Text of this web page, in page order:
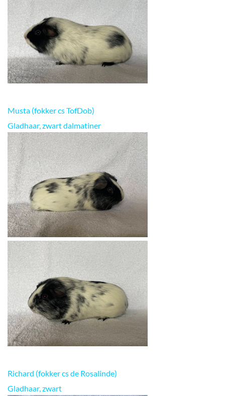
Musta (fokker cs TofDob)
Gladhaar, zwart dalmatiner
Richard (fokker cs de Rosalinde)
Gladhaar, zwart